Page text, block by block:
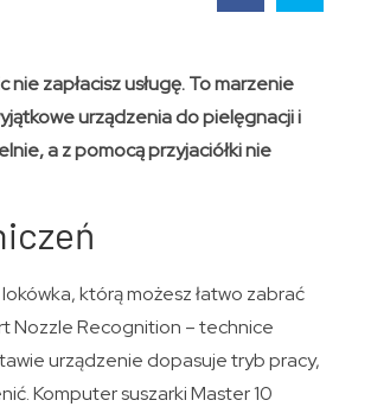
zapłacisz usługę. To marzenie
urządzenia do pielęgnacji i
a z pomocą przyjaciółki nie
którą możesz łatwo zabrać
Nozzle Recognition – technice
urządzenie dopasuje tryb pracy,
Komputer suszarki Master 10